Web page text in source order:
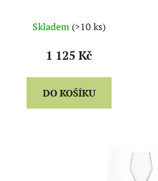
Skladem (>10 ks)
1 125 Kč
DO KOŠÍKU